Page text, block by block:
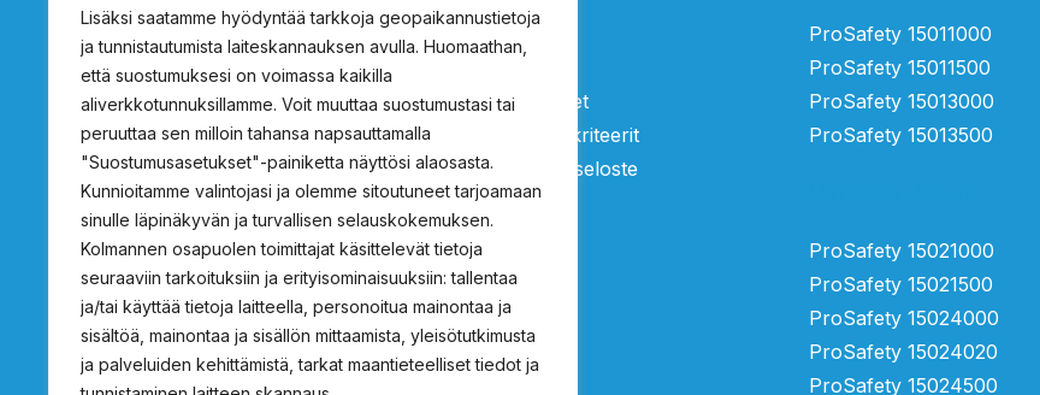
Lisäksi saatamme hyödyntää tarkkoja geopaikannustietoja
ja tunnistautumista laiteskannauksen avulla. Huomaathan,
että suostumuksesi on voimassa kaikilla
aliverkkotunnuksillamme. Voit muuttaa suostumustasi tai
peruuttaa sen milloin tahansa napsauttamalla
"Suostumusasetukset"-painiketta näyttösi alaosasta.
Kunnioitamme valintojasi ja olemme sitoutuneet tarjoamaan
sinulle läpinäkyvän ja turvallisen selauskokemuksen.
Kolmannen osapuolen toimittajat käsittelevät tietoja
seuraaviin tarkoituksiin ja erityisominaisuuksiin: tallentaa
ja/tai käyttää tietoja laitteella, personoitua mainontaa ja
sisältöä, mainontaa ja sisällön mittaamista, yleisötutkimusta
ja palveluiden kehittämistä, tarkat maantieteelliset tiedot ja
Osoite c/o Projecta Oy
Lukkosepänkatu 14
20320 Turku
info@prosafety.fi
Tietoa ProSafetystä
Tarjouspyyntö
Standardin vaatimukset
Hätäsuihkujen valintakriteerit
Rekisteri- ja tietosuojaseloste
Ota yhteyttä
ProSafety 15011000
ProSafety 15011500
ProSafety 15013000
ProSafety 15013500
ProSafety 15021000
ProSafety 15021500
ProSafety 15024000
ProSafety 15024020
ProSafety 15024500